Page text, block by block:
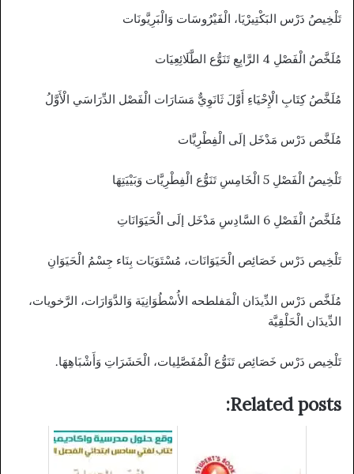
تَلْخِيصُ دَرْس البَكْتِيرْيَا، الْفَيْرُوسَات وَالْبَرِيَّونَات
مُلَخَّصُ الْفَصْلِ 4 الرَّابِعِ تَنَوُّع الطَّلَائِعِيَات
مُلَخَّصُ كِتَابِ الْإِحْيَاءِ أَوَّلَ ثَانَوِيٌّ مَسَارَات الْفَصْل الدِّرَاسَي الْأَوَّلُ
مُلَخَّص دَرْس مَدْخَل إلَى الْفِطْرِيَّات
تَلْخِيصُ الْفَصْلِ 5 الْخَامِسِ تَنَوُّع الْفِطْرِيَّات وَبَيْيَتِهَا
مُلَخَّصُ الْفَصْلِ 6 السَّادِسِ مَدْخَل إلَى الْحَيَوَانَاتِ
تَلْخِيص دَرْس خَصَائِص الْحَيَوَانَات، مُسْتَوَيَات بِنَاء جِسْمُ الْحَيَوَانِ
مُلَخَّص دَرْس الدِّيدَان الْمَفلطحه الأُسْطُوَانِيَة وَالدَّوَارَات، الرَّخويات،
الدِّيدَان الْحَلْقِيَّة
تَلْخِيص دَرْس خَصَائِص تَنَوُّع الْمُفَصَّلِيات، الْحَشَرَاتِ وَأَشْبَاهِهَا.
Related posts: